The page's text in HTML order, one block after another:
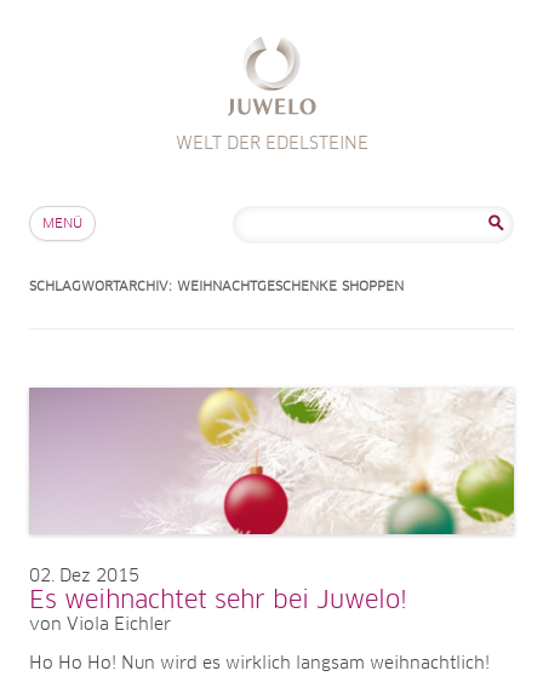
WELT DER EDELSTEINE
MENÜ
SCHLAGWORTARCHIV: WEIHNACHTGESCHENKE SHOPPEN
02 Dez 2015
Es weihnachtet sehr bei Juwelo!
von Viola Eichler
Ho Ho Ho! Nun wird es wirklich langsam weihnachtlich!